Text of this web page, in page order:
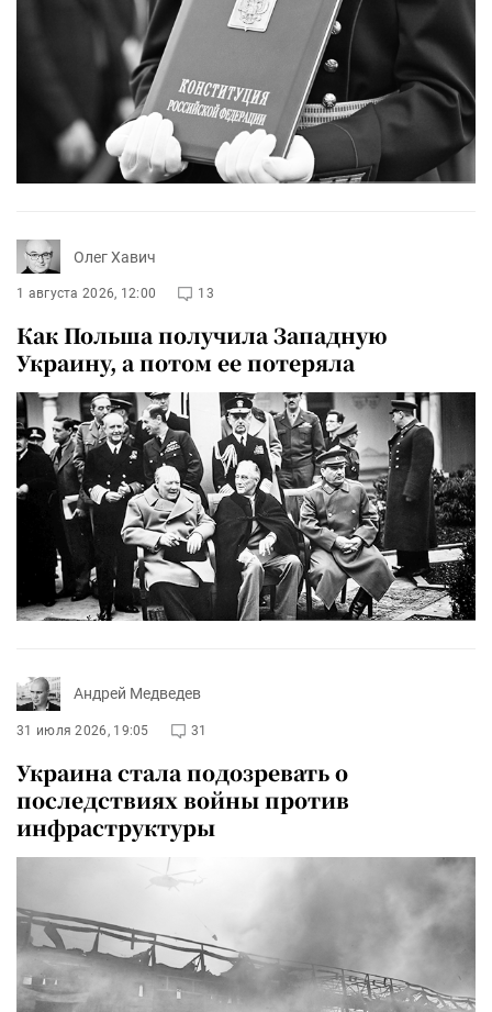
Олег Хавич
1 августа 2026, 12:00 13
Как Польша получила Западную
Украину, а потом ее потеряла
Андрей Медведев
31 июля 2026, 19:05 31
Украина стала подозревать о
последствиях войны против
инфраструктуры